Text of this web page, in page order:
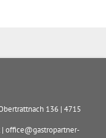
136 |4715
|office@gastropartner-